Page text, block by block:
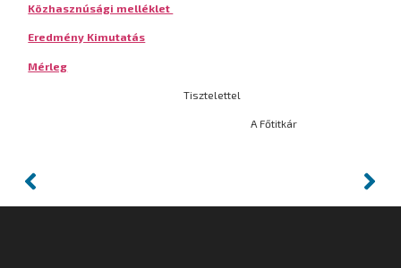
Közhasznúsági melléklet
Eredmény Kimutatás
Mérleg
Tisztelettel
A Főtitkár